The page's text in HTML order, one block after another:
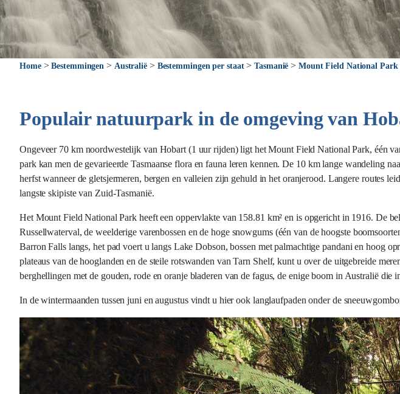
Home>Bestemmingen > Australië> Bestemmingen per staat>Tasmanië >Mount Field National Park
Populair natuurpark in de omgeving van
Ongeveer 70 km noordwestelijk van Hobart (1 uur rijden) ligt het Mount Field National Park, één
park kan men de gevarieerde Tasmaanse flora en fauna leren kennen. De 10 km lange wandeling
herfst wanneer de gletsjermeren, bergen en valleien zijn gehuld in het oranjerood. Langere routes
langste skipiste van Zuid-Tasmanië.
Het Mount Field National Park heeft een oppervlakte van 158.81 km² en is opgericht in 1916. De
Russellwaterval, de weelderige varenbossen en de hoge snowgums (één van de hoogste
Barron Falls langs, het pad voert u langs Lake Dobson, bossen met palmachtige pandani en hoog
plateaus van de hooglanden en de steile rotswanden van Tarn Shelf, kunt u over de uitgebreide
berghellingen met de gouden, rode en oranje bladeren van de fagus, de enige boom in Australië die
In de wintermaanden tussen juni en augustus vindt u hier ook langlaufpaden onder de